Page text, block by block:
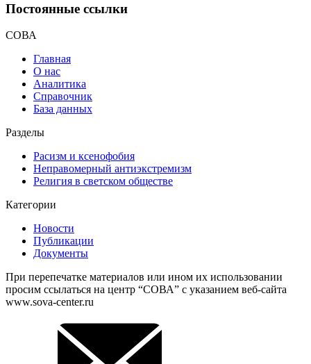
Постоянные ссылки
СОВА
Главная
О нас
Аналитика
Справочник
База данных
Разделы
Расизм и ксенофобия
Неправомерный антиэкстремизм
Религия в светском обществе
Категории
Новости
Публикации
Документы
При перепечатке материалов или ином их использовании
просим ссылаться на центр “СОВА” с указанием веб-сайта
www.sova-center.ru